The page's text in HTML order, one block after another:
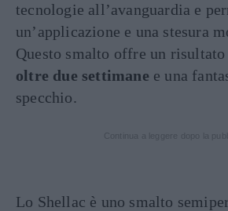
tecnologie all’avanguardia e
un’applicazione e una stesura
Questo smalto offre un
oltre due settimane e una
specchio.
Lo Shellac è uno smalto